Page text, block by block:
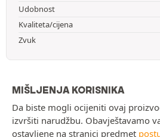
Udobnost
Kvaliteta/cijena
Zvuk
MIŠLJENJA KORISNIKA
Da biste mogli ocijeniti ovaj
izvršiti narudžbu. Obavještavamo
ostavljene na stranici predmet